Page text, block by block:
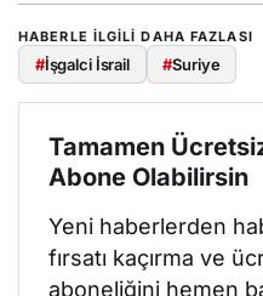
HABERLE ILGILI DAHA FAZLASI
#İşgalci İsrail #Suriye
Tamamen
Abone Olabilirsin
Yeni haberlerden
fırsatı kaçırma ve
aboneliğini hemen